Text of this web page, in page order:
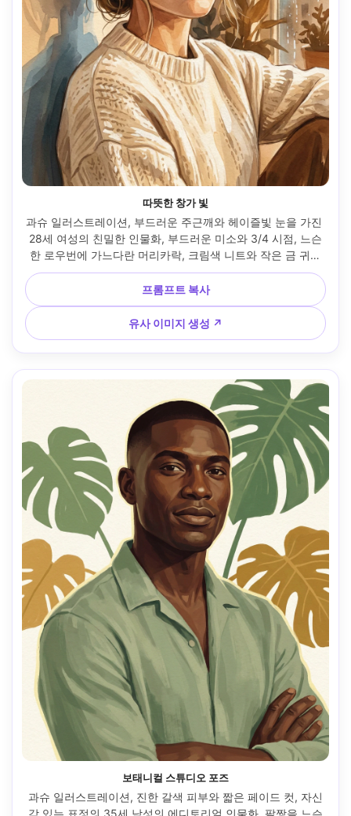
따뜻한 창가 빛
과슈 일러스트레이션, 부드러운 주근깨와 헤이즐빛 눈을 가진
28세 여성의 친밀한 인물화, 부드러운 미소와 3/4 시점, 느슨
한 로우번에 가느다란 머리카락, 크림색 니트와 작은 금 귀고
리를 착용, 비 오는 아파트 창가에 앉아 단순한 배경, 따뜻한 창
가 빛과 시원한 반사 그림자, 매트 안료, 불투명 레이어 워시,
눈에 보이는 붓 자국, 은은한 수채화지 질감, 머리카락 주위 부
드러운 경계와 또렷한 눈·입 라인, 조화로운 웜-뉴트럴 팔레트,
차분한 반사 무드, 얼굴의 고채도 디테일, 깨끗한 음영, 회화적
색 블로킹, 85mm 렌즈, 얕은 심도 --ar 4:5
프롬프트 복사
유사 이미지 생성 ↗
보태니컬 스튜디오 포즈
과슈 일러스트레이션, 진한 갈색 피부와 짧은 페이드 컷, 자신